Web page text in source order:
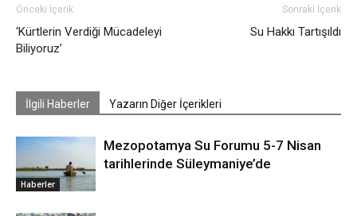
Önceki İçerik
‘Kürtlerin Verdiği Mücadeleyi
Biliyoruz’
Sonraki İçerik
Su Hakkı Tartışıldı
İlgili Haberler Yazarın Diğer İçerikleri
Haberler
Mezopotamya Su Forumu 5-7 Nisan
tarihlerinde Süleymaniye’de